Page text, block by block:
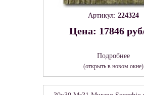
Артикул: 224324
Цена: 17846
Подробнее
(открыть в новом окне)